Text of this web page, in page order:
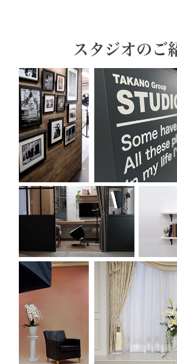
スタジオのご